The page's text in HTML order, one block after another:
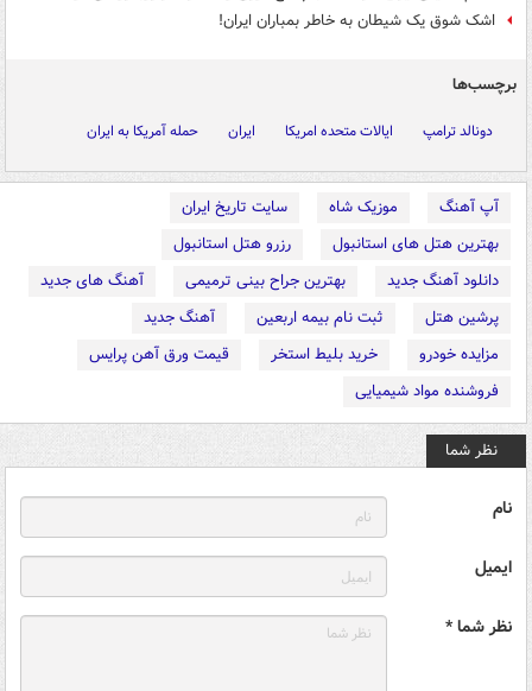
اشک شوق یک شیطان به خاطر بمباران ایران!
برچسب‌ها
دونالد ترامپ ایالات متحده امریکا ایران حمله آمریکا به ایران
آپ آهنگ موزیک شاه
سایت تاریخ ایران
بهترین هتل های استانبول
رزرو هتل استانبول
دانلود آهنگ جدید
بهترین جراح بینی ترمیمی
آهنگ های جدید
پرشین هتل
ثبت نام بیمه اربعین
آهنگ جدید
مزایده خودرو
خرید بلیط استخر
قیمت ورق آهن پرایس
فروشنده مواد شیمیایی
نظر شما
نام
ایمیل
نظر شما *